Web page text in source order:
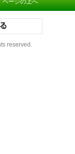
ページの上へ
reserved.